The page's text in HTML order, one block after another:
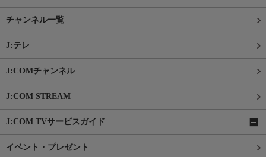
チャンネル一覧
J:テレ
J:COMチャンネル
J:COM STREAM
J:COM TVサービスガイド
イベント・プレゼント